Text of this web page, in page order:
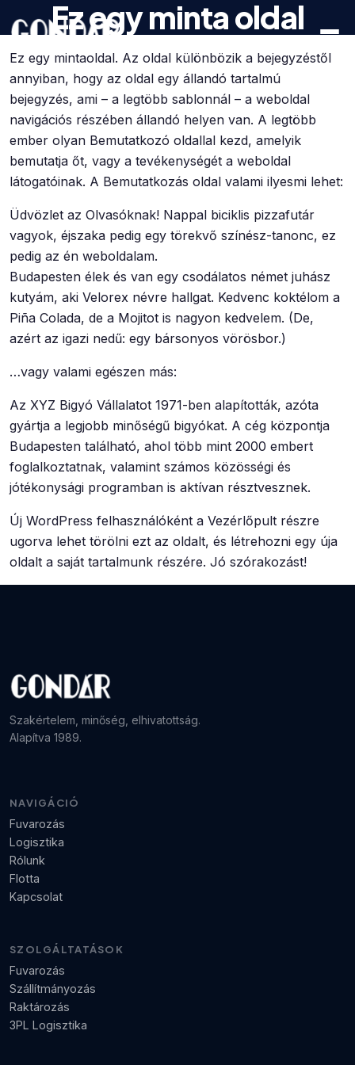
Skip to main content
Szolgáltatások
Fuvarozás
Ez egy minta oldal
Ez egy mintaoldal. Az oldal különbözik a bejegyzéstől
annyiban, hogy az oldal egy állandó tartalmú
bejegyzés, ami – a legtöbb sablonnál – a weboldal
navigációs részében állandó helyen van. A legtöbb
ember olyan Bemutatkozó oldallal kezd, amelyik
bemutatja őt, vagy a tevékenységét a weboldal
látogatóinak. A Bemutatkozás oldal valami ilyesmi lehet:
Üdvözlet az Olvasóknak! Nappal biciklis pizzafutár
vagyok, éjszaka pedig egy törekvő színész-tanonc, ez
pedig az én weboldalam.
Budapesten élek és van egy csodálatos német juhász
kutyám, aki Velorex névre hallgat. Kedvenc koktélom a
Piña Colada, de a Mojitot is nagyon kedvelem. (De,
azért az igazi nedű: egy bársonyos vörösbor.)
…vagy valami egészen más:
Az XYZ Bigyó Vállalatot 1971-ben alapították, azóta
gyártja a legjobb minőségű bigyókat. A cég központja
Budapesten található, ahol több mint 2000 embert
foglalkoztatnak, valamint számos közösségi és
jótékonysági programban is aktívan résztvesznek.
Új WordPress felhasználóként a Vezérlőpult részre
ugorva lehet törölni ezt az oldalt, és létrehozni egy úja
oldalt a saját tartalmunk részére. Jó szórakozást!
Szakértelem, minőség, elhivatottság.
Alapítva 1989.
NAVIGÁCIÓ
Fuvarozás
Logisztika
Rólunk
Flotta
Kapcsolat
SZOLGÁLTATÁSOK
Fuvarozás
Szállítmányozás
Raktározás
3PL Logisztika